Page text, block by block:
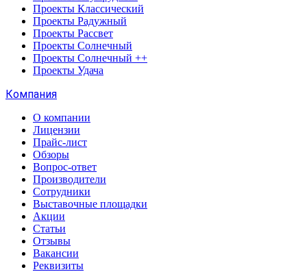
Проекты Классический
Проекты Радужный
Проекты Рассвет
Проекты Солнечный
Проекты Солнечный ++
Проекты Удача
Компания
О компании
Лицензии
Прайс-лист
Обзоры
Вопрос-ответ
Производители
Сотрудники
Выставочные площадки
Акции
Статьи
Отзывы
Вакансии
Реквизиты